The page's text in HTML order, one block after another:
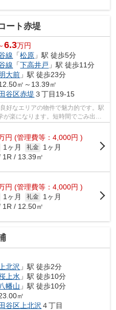
ート赤堤
6.3万円
線 「松原 」駅 徒歩5分
線 「下高井戸 」駅 徒歩11分
大前 」駅 徒歩23分
㎡～13.39㎡
谷区赤堤 ３丁目19-15
好なエリアの物件で魅力的です。駅
楽になります。短時間でごみ出し
...
円 (管理費等：4,000円 )
1ヶ月 礼金
1ヶ月
1R / 13.39㎡
円 (管理費等：4,000円 )
1ヶ月 礼金
1ヶ月
1R / 12.50㎡
上北沢 」駅 徒歩2分
上水 」駅 徒歩10分
八幡山 」駅 徒歩10分
㎡
谷区 上北沢 ４丁目